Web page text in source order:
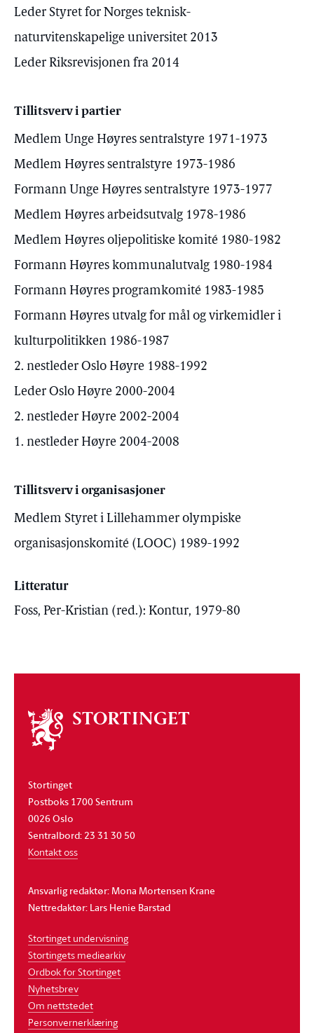
Leder Styret for Norges teknisk-
naturvitenskapelige universitet 2013
Leder Riksrevisjonen fra 2014
Tillitsverv i partier
Medlem Unge Høyres sentralstyre 1971-1973
Medlem Høyres sentralstyre 1973-1986
Formann Unge Høyres sentralstyre 1973-1977
Medlem Høyres arbeidsutvalg 1978-1986
Medlem Høyres oljepolitiske komité 1980-1982
Formann Høyres kommunalutvalg 1980-1984
Formann Høyres programkomité 1983-1985
Formann Høyres utvalg for mål og virkemidler i
kulturpolitikken 1986-1987
2. nestleder Oslo Høyre 1988-1992
Leder Oslo Høyre 2000-2004
2. nestleder Høyre 2002-2004
1. nestleder Høyre 2004-2008
Tillitsverv i organisasjoner
Medlem Styret i Lillehammer olympiske
organisasjonskomité (LOOC) 1989-1992
Litteratur
Foss, Per-Kristian (red.): Kontur, 1979-80
Om
stortinget
Stortinget
Postboks 1700 Sentrum
0026 Oslo
Sentralbord: 23 31 30 50
Kontakt oss
Ansvarlig redaktør: Mona Mortensen Krane
Nettredaktør: Lars Henie Barstad
Stortinget undervisning
Stortingets mediearkiv
Ordbok for Stortinget
Nyhetsbrev
Om nettstedet
Personvernerklæring